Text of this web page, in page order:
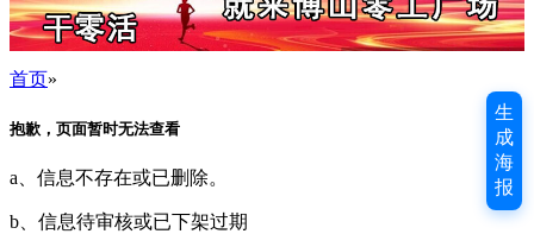
首页»
抱歉，页面暂时无法查看
a、信息不存在或已删除。
b、信息待审核或已下架过期
生
成
海
报